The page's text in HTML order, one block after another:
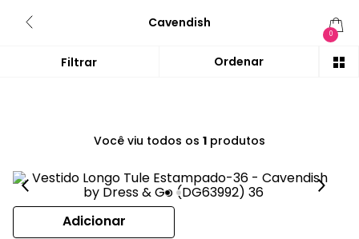
Cavendish
0
Você viu todos os 1 produtos
Adicionar